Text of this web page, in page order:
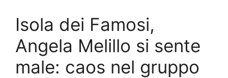
Isola dei Famosi,
Angela Melillo si sente
male: caos nel gruppo